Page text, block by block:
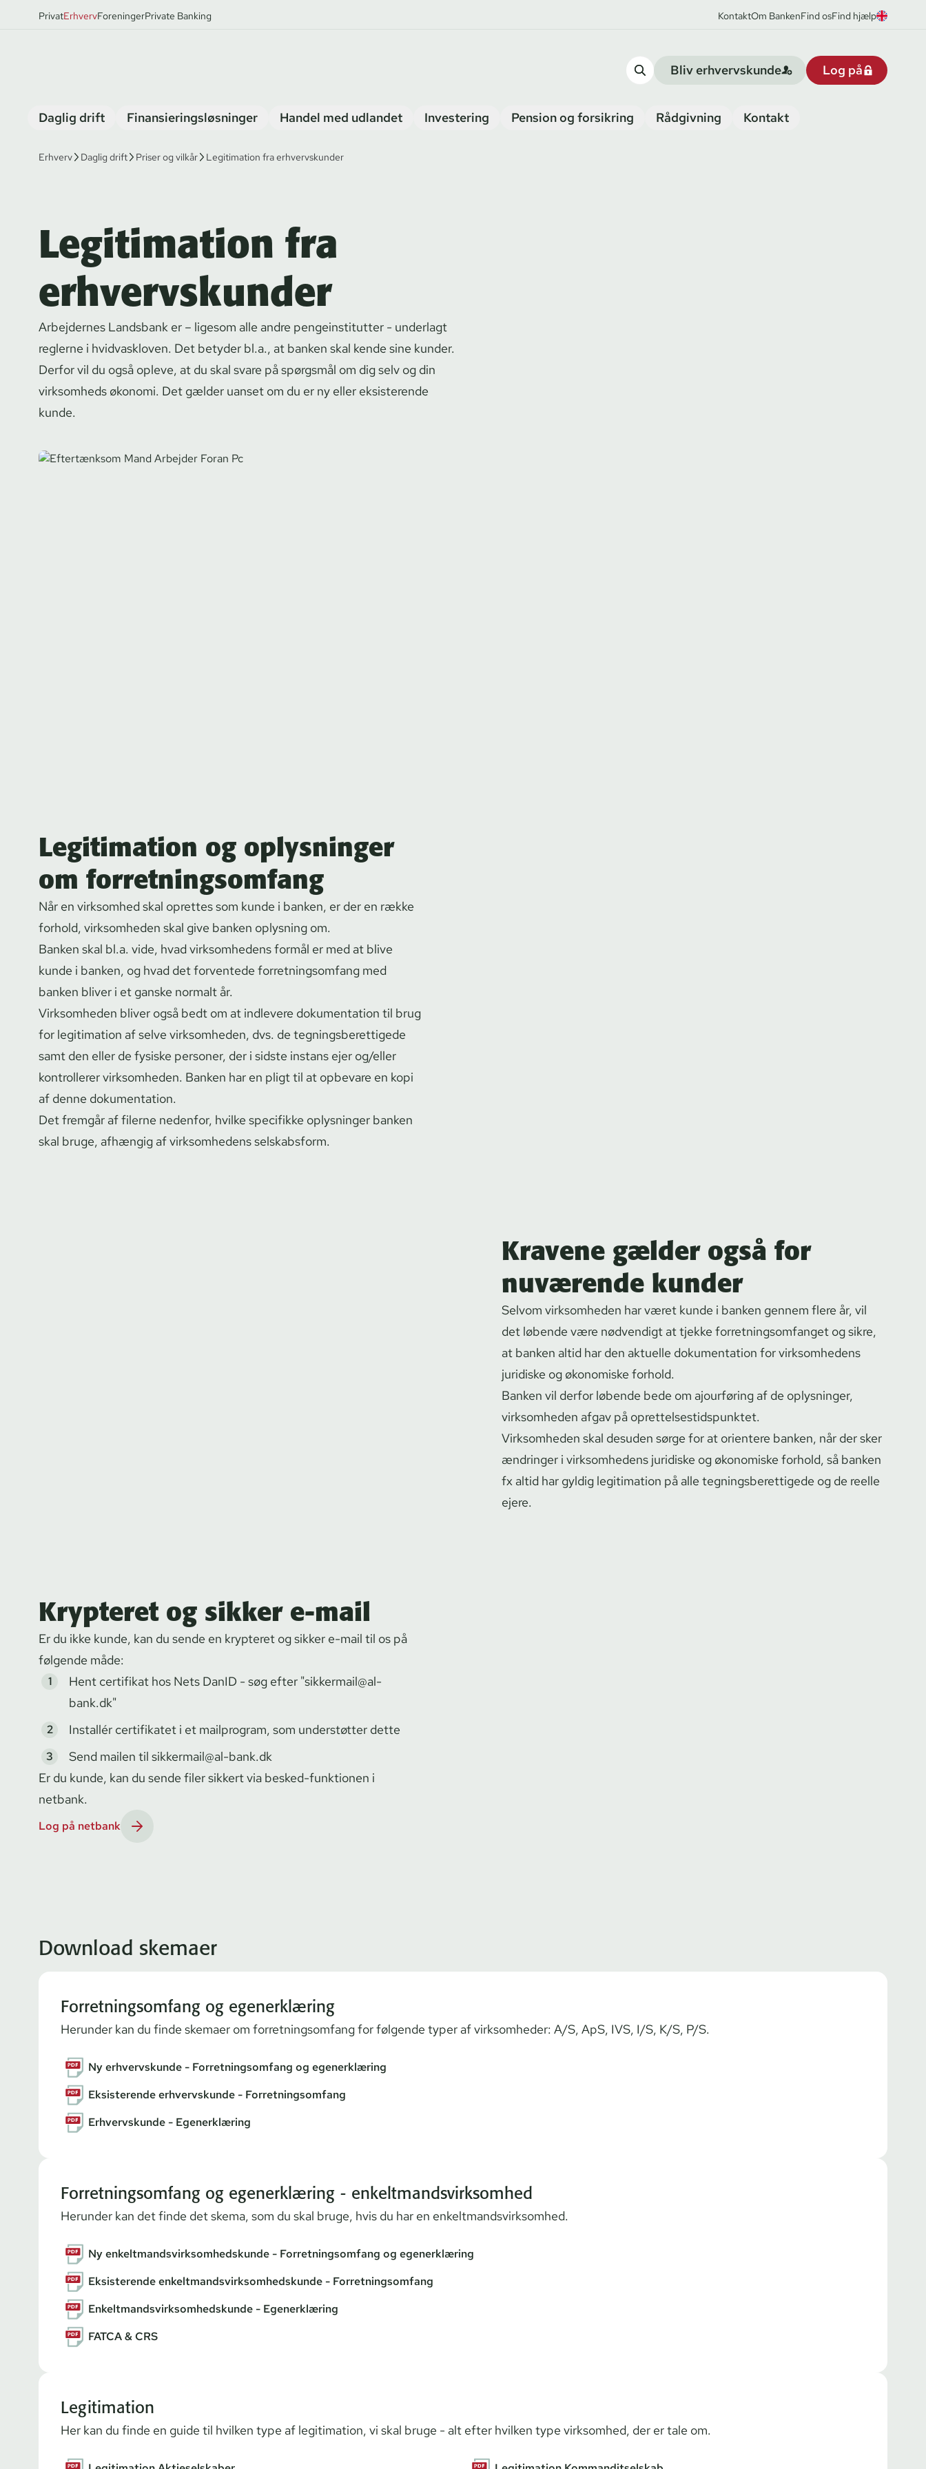
PrivatErhvervForeningerPrivate Banking KontaktOm BankenFind osFind hjælp
Bliv erhvervskunde Log på
Daglig drift Finansieringsløsninger Handel med udlandet Investering Pension og forsikring Rådgivning Kontakt
Erhverv Daglig drift Priser og vilkår Legitimation fra erhvervskunder
Legitimation fra
erhvervskunder
Arbejdernes Landsbank er – ligesom alle andre pen­ge­in­sti­tut­ter - underlagt
reglerne i hvidvaskloven. Det betyder bl.a., at banken skal kende sine kunder.
Derfor vil du også opleve, at du skal svare på spørgsmål om dig selv og din
virksomheds økonomi. Det gælder uanset om du er ny eller eksisterende
kunde.
Legitimation og oplysninger
om forretningsomfang
Når en virksomhed skal oprettes som kunde i banken, er der en række
forhold, virksomheden skal give banken oplysning om.
Banken skal bl.a. vide, hvad virksomhedens formål er med at blive
kunde i banken, og hvad det forventede for­ret­nings­om­fang med
banken bliver i et ganske normalt år.
Virksomheden bliver også bedt om at indlevere dokumentation til brug
for legitimation af selve virksomheden, dvs. de teg­nings­be­ret­ti­ge­de
samt den eller de fysiske personer, der i sidste instans ejer og/eller
kontrollerer virksomheden. Banken har en pligt til at opbevare en kopi
af denne dokumentation.
Det fremgår af filerne nedenfor, hvilke specifikke oplysninger banken
skal bruge, afhængig af virksomhedens selskabsform.
Kravene gælder også for
nuværende kunder
Selvom virksomheden har været kunde i banken gennem flere år, vil
det løbende være nødvendigt at tjekke for­ret­nings­om­fan­get og sikre,
at banken altid har den aktuelle dokumentation for virksomhedens
juridiske og økonomiske forhold.
Banken vil derfor løbende bede om ajourføring af de oplysninger,
virksomheden afgav på op­ret­tel­ses­tids­punk­tet.
Virksomheden skal desuden sørge for at orientere banken, når der sker
ændringer i virksomhedens juridiske og økonomiske forhold, så banken
fx altid har gyldig legitimation på alle teg­nings­be­ret­ti­ge­de og de reelle
ejere.
Krypteret og sikker e-mail
Er du ikke kunde, kan du sende en krypteret og sikker e-mail til os på
følgende måde:
Hent certifikat hos Nets DanID - søg efter "sikkermail@al-
bank.dk"
Installér certifikatet i et mailprogram, som understøtter dette
Send mailen til sikkermail@al-bank.dk
Er du kunde, kan du sende filer sikkert via besked-funktionen i
netbank.
Log på netbank
Download skemaer
Forretningsomfang og egenerklæring
Herunder kan du finde skemaer om for­ret­nings­om­fang for følgende typer af virksomheder: A/S, ApS, IVS, I/S, K/S, P/S.
Ny erhvervskunde - Forretningsomfang og egenerklæring
Eksisterende erhvervskunde - Forretningsomfang
Erhvervskunde - Egenerklæring
Forretningsomfang og egenerklæring - enkeltmandsvirksomhed
Herunder kan det finde det skema, som du skal bruge, hvis du har en en­kelt­mands­virk­som­hed.
Ny enkeltmandsvirksomhedskunde - Forretningsomfang og egenerklæring
Eksisterende enkeltmandsvirksomhedskunde - Forretningsomfang
Enkeltmandsvirksomhedskunde - Egenerklæring
FATCA & CRS
Legitimation
Her kan du finde en guide til hvilken type af legitimation, vi skal bruge - alt efter hvilken type virksomhed, der er tale om.